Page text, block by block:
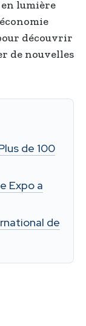
lumière
découvrir
de nouvelles
de 100
Expo a
de